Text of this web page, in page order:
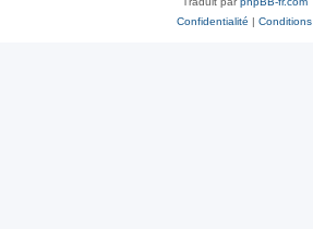
Confidentialité | Conditions